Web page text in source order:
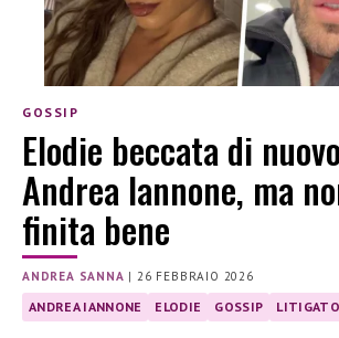
GOSSIP
Elodie beccata di
Andrea Iannone, ma
finita bene
ANDREA SANNA |26 FEBBRAIO 2026
ANDREA IANNONE ELODIE GOSSIP LITIGATO